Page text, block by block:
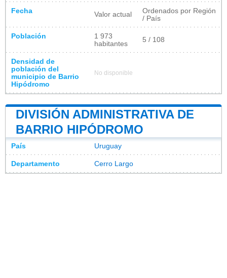
Fecha Valor actual
Ordenados por Región
/ País
Población
1 973
habitantes
5 / 108
Densidad de
población del
municipio de Barrio
Hipódromo
No disponible
DIVISIÓN ADMINISTRATIVA DE
BARRIO HIPÓDROMO
País Uruguay
Departamento Cerro Largo